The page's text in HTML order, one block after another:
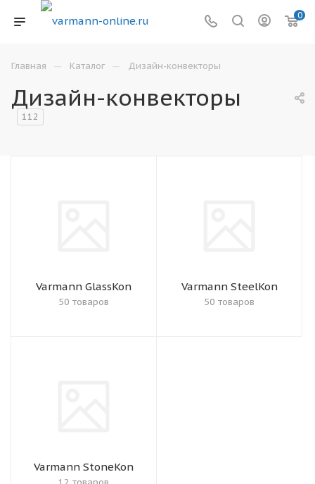
0
Главная — Каталог — Дизайн-конвекторы
Дизайн-конвекторы
112
Varmann GlassKon
50 товаров
Varmann SteelKon
50 товаров
Varmann StoneKon